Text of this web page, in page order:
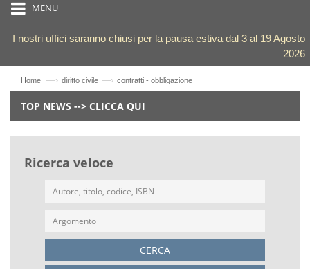
MENU
I nostri uffici saranno chiusi per la pausa estiva dal 3 al 19 Agosto
2026
Home —› diritto civile —› contratti - obbligazione
TOP NEWS --> CLICCA QUI
Ricerca veloce
CERCA